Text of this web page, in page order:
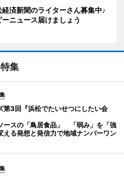
経済新聞のライターさん募集中♪
ニュース届けましょう
特集
第3回『浜松でたいせつにしたい会
ースの「鳥居食品」 「弱み」を「強
える発想と発信力で地域ナンバーワン